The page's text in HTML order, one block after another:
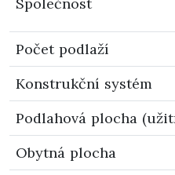
Počet podlaží
Konstrukční systém
Podlahová plocha
Obytná plocha